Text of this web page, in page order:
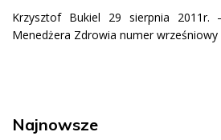
Krzysztof Bukiel 29 sierpnia 2011r.
Menedżera Zdrowia numer
Najnowsze